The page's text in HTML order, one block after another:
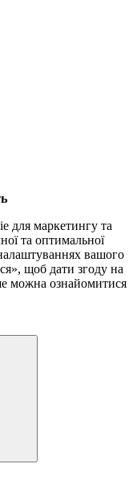
для маркетингу та
та оптимальної
вашого
щоб дати згоду на
можна ознайомитися